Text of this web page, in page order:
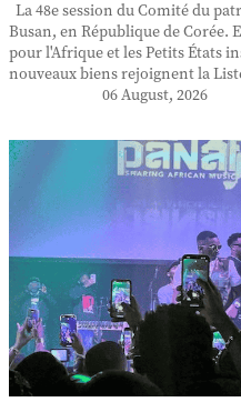
La 48e session du Comité du
Busan, en République de Corée.
pour l'Afrique et les Petits États
nouveaux biens rejoignent la
06 August, 2026